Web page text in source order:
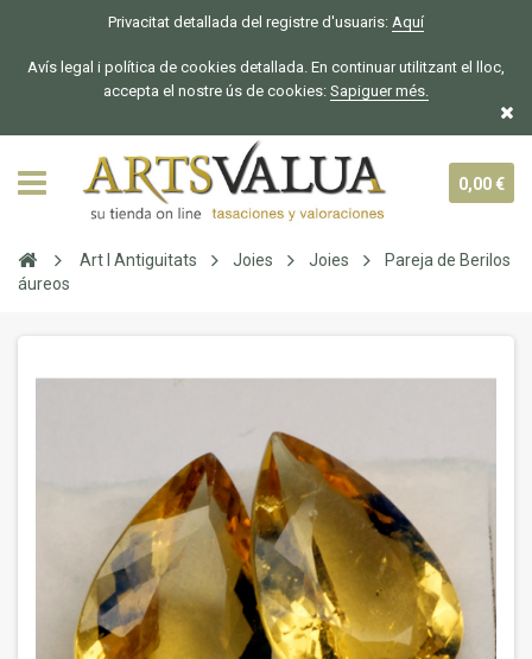
Privacitat detallada del registre d'usuaris: Aquí
Avís legal i política de cookies detallada. En continuar utilitzant el lloc,
accepta el nostre ús de cookies: Sapiguer més.
0,00 €
Art I Antiguitats Joies Joies
Pareja de Berilos
áureos